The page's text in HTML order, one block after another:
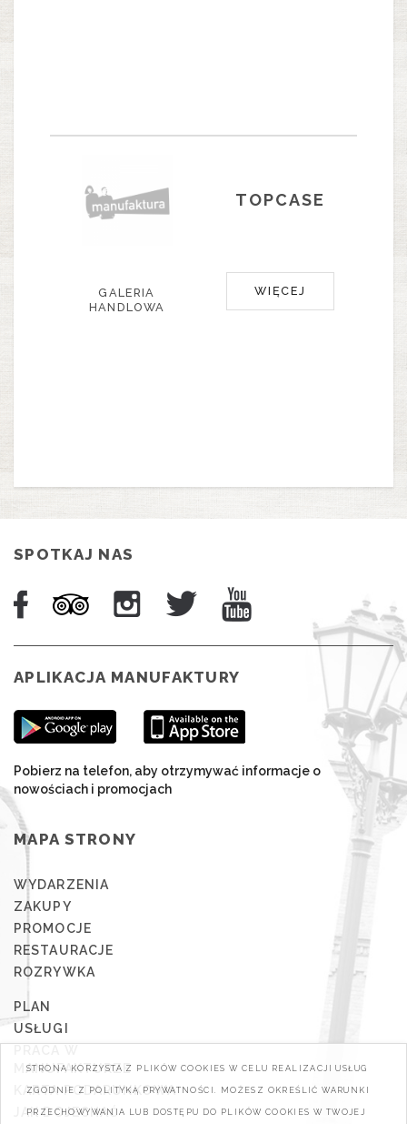
TOPCASE
GALERIA
HANDLOWA
WIĘCEJ
SPOTKAJ NAS
APLIKACJA MANUFAKTURY
Pobierz na telefon, aby otrzymywać informacje o
nowościach i promocjach
MAPA STRONY
WYDARZENIA
ZAKUPY
PROMOCJE
RESTAURACJE
ROZRYWKA
PLAN
USŁUGI
MANUFAKTURZE
KARTA PODARUNKOWA
JAK DOJECHAĆ
STRONA KORZYSTA Z PLIKÓW COOKIES W CELU REALIZACJI USŁUG
ZGODNIE Z POLITYKĄ PRYWATNOŚCI. MOŻESZ OKREŚLIĆ WARUNKI
PRZECHOWYWANIA LUB DOSTĘPU DO PLIKÓW COOKIES W TWOJEJ